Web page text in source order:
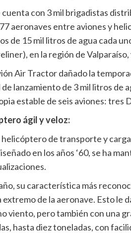
con 3 mil brigadistas
aeronaves entre aviones y
de 15 mil litros de agua cada
en la región de
Air Tractor dañado la
lanzamiento de 3 mil litros de
estable de seis aviones: tres
ágil y veloz:
helicóptero de transporte y
en los años ‘60, se ha
su característica más
de la aeronave. Esto le
viento, pero también con una
hasta diez toneladas, con